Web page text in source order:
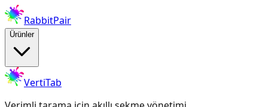
RabbitPair
Ürünler
VertiTab